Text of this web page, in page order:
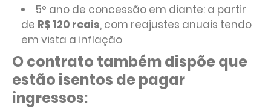
5º ano de concessão em diante: a partir
de R$ 120 reais, com reajustes anuais tendo
em vista a inflação
O contrato também dispõe que
estão isentos de pagar
ingressos: